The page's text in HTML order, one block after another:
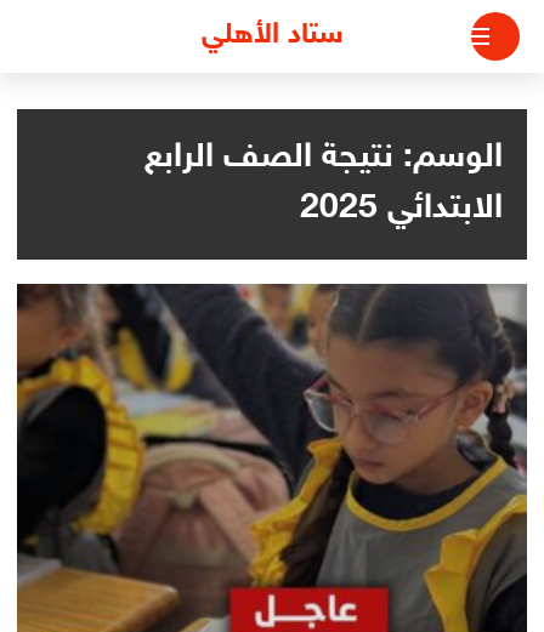
التجاوز
المحتوى
ستاد الأهلي
الوسم: نتيجة الصف الرابع
الابتدائي 2025